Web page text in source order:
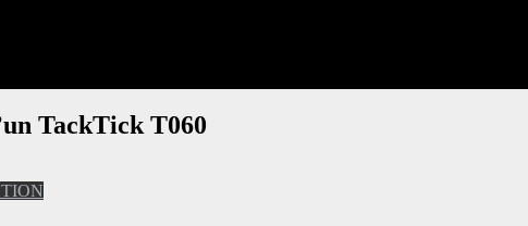
TackTick T060